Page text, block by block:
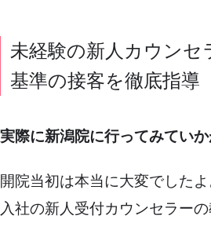
未経験の新人カウンセ
基準の接客を徹底指導
実際に新潟院に行ってみてい
開院当初は本当に大変でした
入社の新人受付カウンセラー